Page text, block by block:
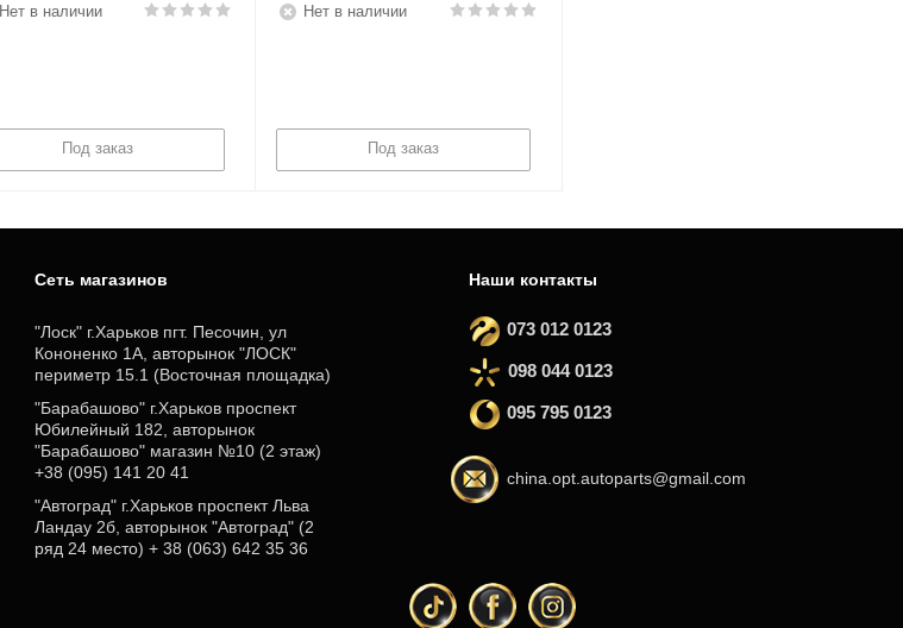
Нет в наличии
Под заказ
Нет в наличии
Под заказ
Cеть магазинов
"Лоск" г.Харьков пгт. Песочин, ул
Кононенко 1А, авторынок "ЛОСК"
периметр 15.1 (Восточная площадка)
"Барабашово" г.Харьков проспект
Юбилейный 182, авторынок
"Барабашово" магазин №10 (2 этаж)
+38 (095) 141 20 41
"Автоград" г.Харьков проспект Льва
Ландау 2б, авторынок "Автоград" (2
ряд 24 место) + 38 (063) 642 35 36
Наши контакты
073 012 0123
098 044 0123
095 795 0123
china.opt.autoparts@gmail.com